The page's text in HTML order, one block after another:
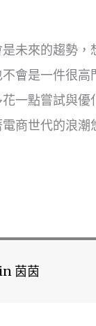
未來的趨勢，
會是一件很高
一點嘗試與優
商世代的浪潮
茵茵